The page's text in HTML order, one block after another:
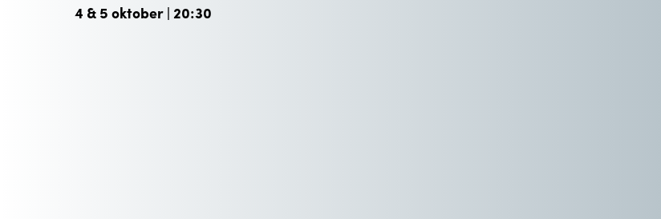
4 & 5 oktober | 20:30